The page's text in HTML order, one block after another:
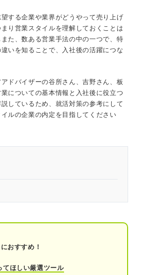
所を見る
立つ！ 反響営業の特徴や成功す
とは
く見られる業界
が膨らむ！ 反響営業の業務内容
する企業や業界がどうやって売り上げ
り営業スタイルを理解しておくことは
た、数ある営業手法の中の一つで、特
いを知ることで、入社後の活躍につな
ドバイザーの谷所さん、吉野さん、板
についての基本情報と入社後に役立つ
しているため、就活対策の参考にして
ルの企業の内定を目指してください
は
は？ 特徴とほかの営業手法との違いを
営業の特徴
営業手法との違い
おすすめ！
てほしい厳選ツール